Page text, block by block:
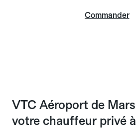
Commander
VTC Aéroport de
votre chauffeur privé